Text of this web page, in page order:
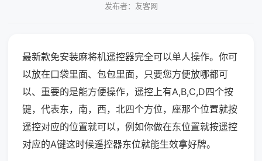
发布者：友客网
最新款免安装麻将机遥控器完全可以单人操作。你可
以放在口袋里面、包包里面，只要您方便放哪都可
以、重要的是能方便操作，遥控上有A,B,C,D四个按
键，代表东，南，西，北四个方位，座那个位置就按
遥控对应的位置就可以，例如你做在东位置就按遥控
对应的A键这时候遥控器东位就能生效拿好牌。